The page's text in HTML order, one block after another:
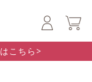
こちら>